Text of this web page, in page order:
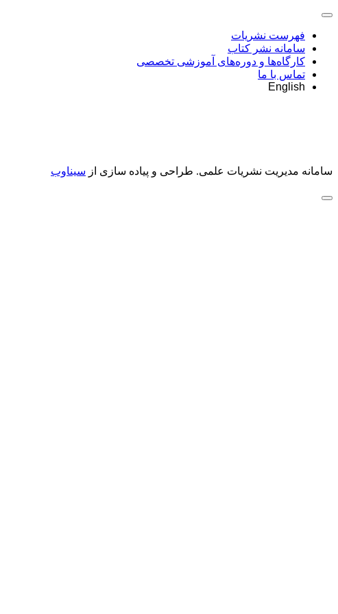
فهرست نشریات
سامانه نشر کتاب
کارگاه‌ها و دوره‌های آموزشی تخصصی
تماس با ما
English
سامانه مدیریت نشریات علمی. طراحی و پیاده سازی از سیناوب